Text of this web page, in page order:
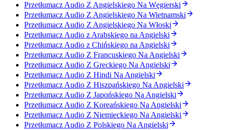
Przetłumacz Audio Z Angielskiego Na Węgierski
Przetłumacz Audio Z Angielskiego Na Wietnamski
Przetłumacz Audio Z Angielskiego Na Włoski
Przetłumacz Audio z Arabskiego na Angielski
Przetłumacz Audio z Chińskiego na Angielski
Przetłumacz Audio Z Francuskiego Na Angielski
Przetłumacz Audio Z Greckiego Na Angielski
Przetłumacz Audio Z Hindi Na Angielski
Przetłumacz Audio Z Hiszpańskiego Na Angielski
Przetłumacz Audio Z Japońskiego Na Angielski
Przetłumacz Audio Z Koreańskiego Na Angielski
Przetłumacz Audio Z Niemieckiego Na Angielski
Przetłumacz Audio Z Polskiego Na Angielski